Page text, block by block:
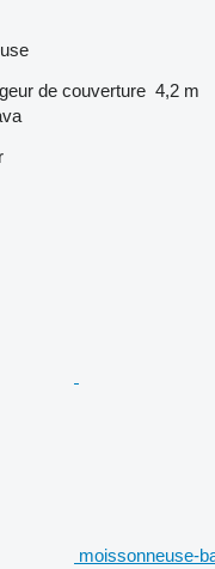
de couverture 4,2 m
moissonneuse-